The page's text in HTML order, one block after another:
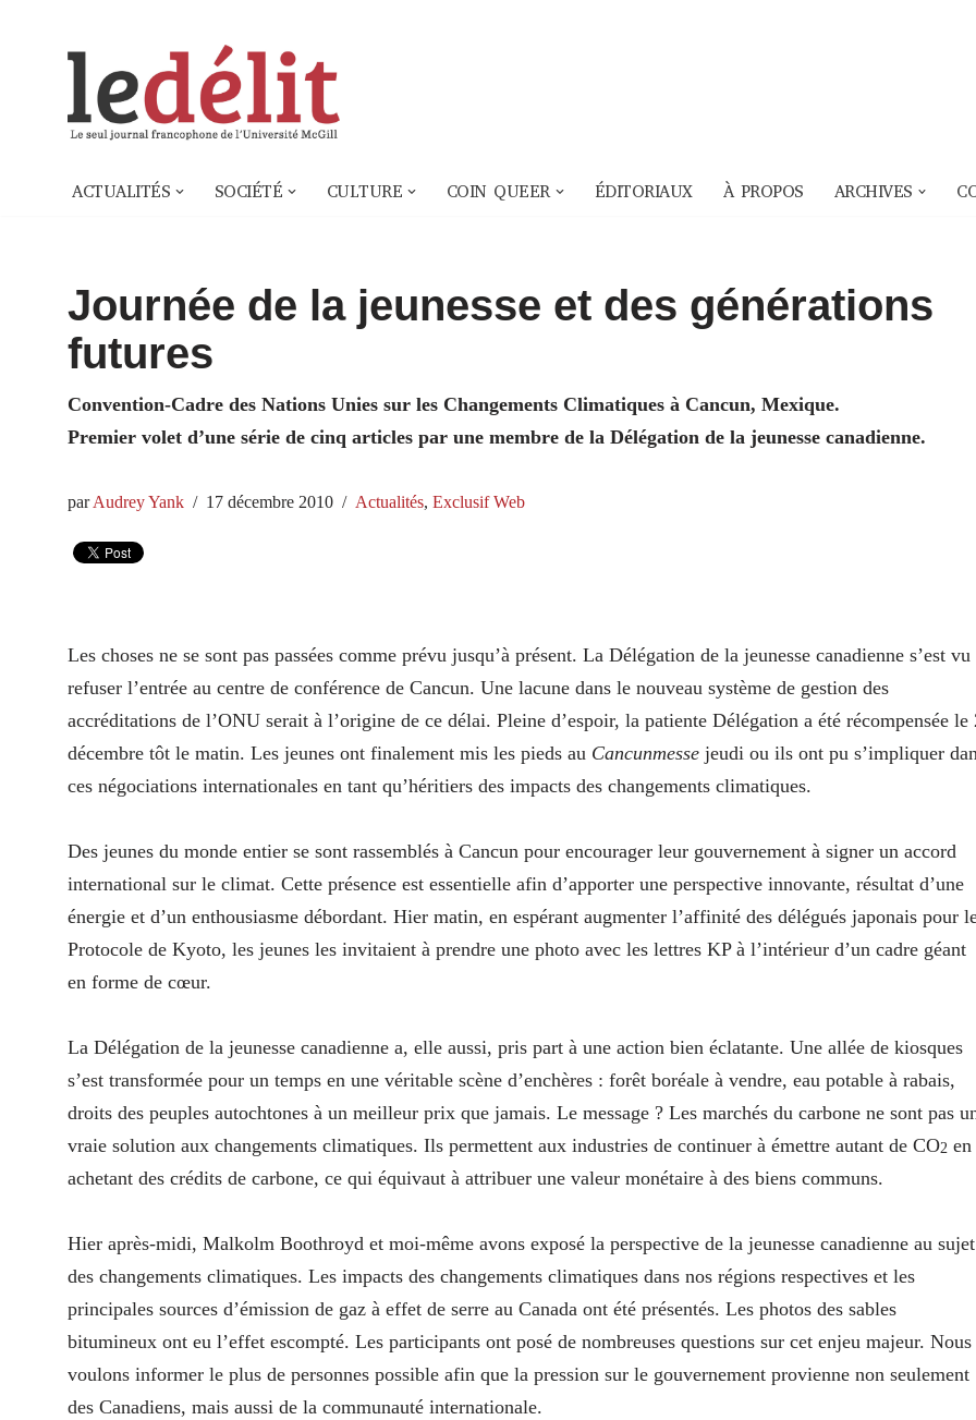
ACTUALITÉS SOCIÉTÉ CULTURE COIN QUEER ÉDITORIAUX À PROPOS ARCHIVES
Journée de la jeunesse et des générations
futures
Convention-Cadre des Nations Unies sur les Changements Climatiques à Cancun, Mexique.
Premier volet d’une série de cinq articles par une membre de la Délégation de la jeunesse canadienne.
parAudrey Yank 17 décembre 2010 Actualités, Exclusif Web
Les choses ne se sont pas passées comme prévu jusqu’à présent. La Délégation de la jeunesse canadienne s’est vu
refuser l’entrée au centre de conférence de Cancun. Une lacune dans le nouveau système de gestion des
accréditations de l’ONU serait à l’origine de ce délai. Pleine d’espoir, la patiente Délégation a été récompensée le
décembre tôt le matin. Les jeunes ont finalement mis les pieds au Cancunmesse jeudi ou ils ont pu s’impliquer
ces négociations internationales en tant qu’héritiers des impacts des changements climatiques.
Des jeunes du monde entier se sont rassemblés à Cancun pour encourager leur gouvernement à signer un accord
international sur le climat. Cette présence est essentielle afin d’apporter une perspective innovante, résultat d’une
énergie et d’un enthousiasme débordant. Hier matin, en espérant augmenter l’affinité des délégués japonais pour
Protocole de Kyoto, les jeunes les invitaient à prendre une photo avec les lettres KP à l’intérieur d’un cadre géant
en forme de cœur.
La Délégation de la jeunesse canadienne a, elle aussi, pris part à une action bien éclatante. Une allée de kiosques
s’est transformée pour un temps en une véritable scène d’enchères : forêt boréale à vendre, eau potable à rabais,
droits des peuples autochtones à un meilleur prix que jamais. Le message ? Les marchés du carbone ne sont pas
vraie solution aux changements climatiques. Ils permettent aux industries de continuer à émettre autant de CO2 en
achetant des crédits de carbone, ce qui équivaut à attribuer une valeur monétaire à des biens communs.
Hier après-midi, Malkolm Boothroyd et moi-même avons exposé la perspective de la jeunesse canadienne au sujet
des changements climatiques. Les impacts des changements climatiques dans nos régions respectives et les
principales sources d’émission de gaz à effet de serre au Canada ont été présentés. Les photos des sables
bitumineux ont eu l’effet escompté. Les participants ont posé de nombreuses questions sur cet enjeu majeur. Nous
voulons informer le plus de personnes possible afin que la pression sur le gouvernement provienne non seulement
des Canadiens, mais aussi de la communauté internationale.